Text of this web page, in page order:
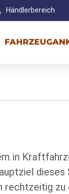
Händlerbereich
in